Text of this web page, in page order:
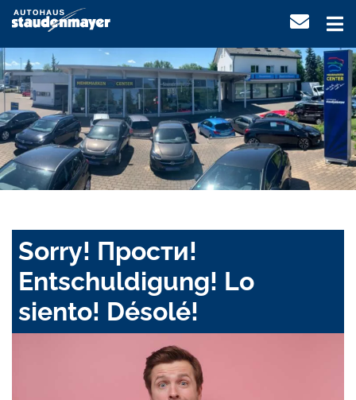
Sorry! Прости!
Entschuldigung! Lo
siento! Désolé!